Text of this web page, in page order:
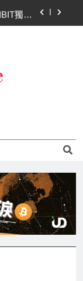
獨佔
拾信心
期貨槓
近0.65
獨佔
道德條
、NFT、加密貨